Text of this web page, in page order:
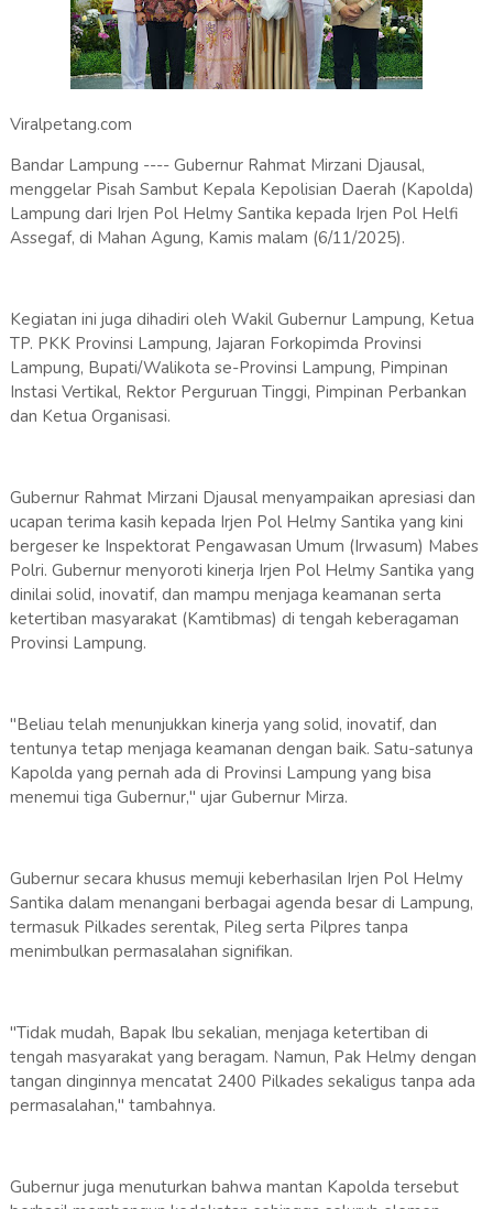
Viralpetang.com
​Bandar Lampung ---- Gubernur Rahmat Mirzani Djausal,
menggelar Pisah Sambut Kepala Kepolisian Daerah (Kapolda)
Lampung dari Irjen Pol Helmy Santika kepada Irjen Pol Helfi
Assegaf, di Mahan Agung, Kamis malam (6/11/2025).
Kegiatan ini juga dihadiri oleh Wakil Gubernur Lampung, Ketua
TP. PKK Provinsi Lampung, Jajaran Forkopimda Provinsi
Lampung, Bupati/Walikota se-Provinsi Lampung, Pimpinan
Instasi Vertikal, Rektor Perguruan Tinggi, Pimpinan Perbankan
dan Ketua Organisasi.
​Gubernur Rahmat Mirzani Djausal menyampaikan apresiasi dan
ucapan terima kasih kepada Irjen Pol Helmy Santika yang kini
bergeser ke Inspektorat Pengawasan Umum (Irwasum) Mabes
Polri. Gubernur menyoroti kinerja Irjen Pol Helmy Santika yang
dinilai solid, inovatif, dan mampu menjaga keamanan serta
ketertiban masyarakat (Kamtibmas) di tengah keberagaman
Provinsi Lampung.
​"Beliau telah menunjukkan kinerja yang solid, inovatif, dan
tentunya tetap menjaga keamanan dengan baik. Satu-satunya
Kapolda yang pernah ada di Provinsi Lampung yang bisa
menemui tiga Gubernur," ujar Gubernur Mirza.
​Gubernur secara khusus memuji keberhasilan Irjen Pol Helmy
Santika dalam menangani berbagai agenda besar di Lampung,
termasuk Pilkades serentak, Pileg serta Pilpres tanpa
menimbulkan permasalahan signifikan.
"Tidak mudah, Bapak Ibu sekalian, menjaga ketertiban di
tengah masyarakat yang beragam. Namun, Pak Helmy dengan
tangan dinginnya mencatat 2400 Pilkades sekaligus tanpa ada
permasalahan," tambahnya.
​Gubernur juga menuturkan bahwa mantan Kapolda tersebut